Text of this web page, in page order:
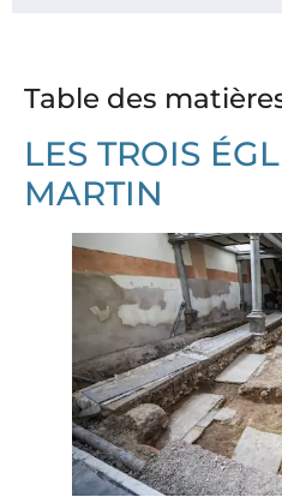
Table des
LES TROIS
MARTIN